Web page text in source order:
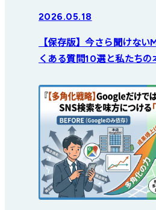
2026.05.18
【保存版】今さら聞けな
くある質問10選と私たちの